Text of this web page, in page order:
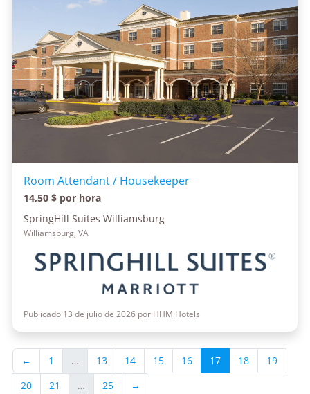
Room Attendant / Housekeeper
14,50 $ por hora
SpringHill Suites Williamsburg
Williamsburg, VA
Publicado 13 de julio de 2026 por HHM Hotels
← 1 … 13 14 15 16 17 18
19
20
21 … 25 →